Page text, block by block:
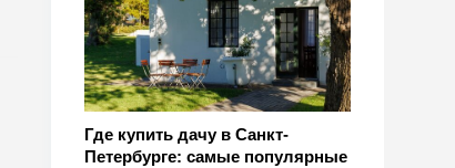
Где купить дачу в Санкт-
Петербурге: самые популярные